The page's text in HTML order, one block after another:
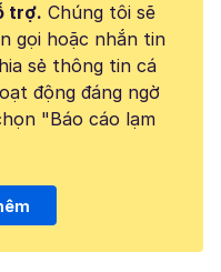
trợ. Chúng tôi sẽ
gọi hoặc nhắn tin
sẻ thông tin cá
động đáng ngờ
"Báo cáo lạm